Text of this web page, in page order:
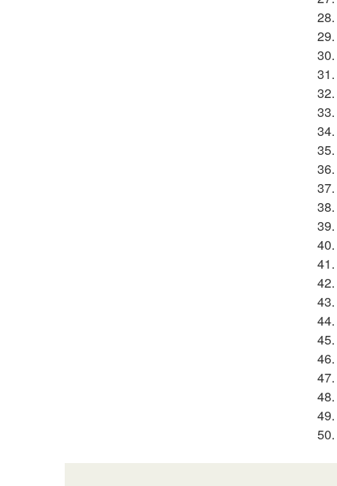
28.
29.
30.
31.
32.
33.
34.
35.
36.
37.
38.
39.
40.
41.
42.
43.
44.
45.
46.
47.
48.
49.
50.